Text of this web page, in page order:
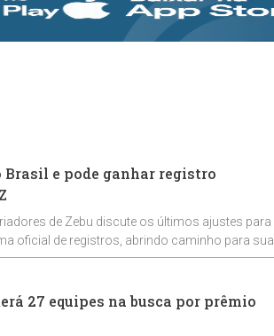
rastreabilidade e
rigor técnico para
Brasil e pode ganhar registro
de Zebu discute os últimos ajustes para
oficial de registros, abrindo caminho para sua
27 equipes na busca por prêmio